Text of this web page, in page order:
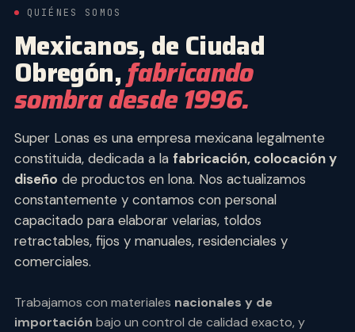
QUIÉNES SOMOS
Mexicanos, de Ciudad
Obregón,fabricando
sombra desde 1996.
Super Lonas es una empresa mexicana legalmente
constituida, dedicada a la fabricación, colocación y
diseño de productos en lona. Nos actualizamos
constantemente y contamos con personal
capacitado para elaborar velarias, toldos
retractables, fijos y manuales, residenciales y
comerciales.
Trabajamos con materiales nacionales y de
importación bajo un control de calidad exacto, y